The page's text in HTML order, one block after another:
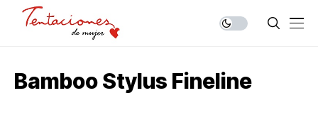
Bamboo Stylus Fineline